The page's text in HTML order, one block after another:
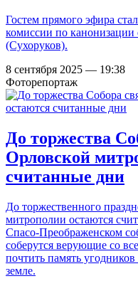
Гостем прямого эфира
комиссии по канонизации
(Сухоруков).
8 сентября 2025 — 19:38
Фоторепортаж
До торжества
Орловской
считанные дни
До торжественного
митрополии остаются
Спасо-Преображенском
соберутся верующие со
почтить память
земле.